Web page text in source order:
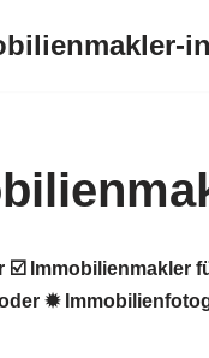
☑️
✹